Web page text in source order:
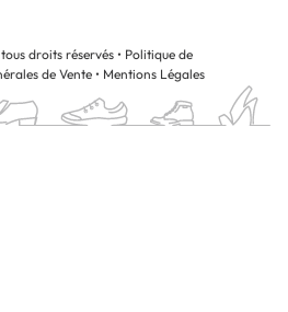
droits réservés • Politique de
de Vente • Mentions Légales